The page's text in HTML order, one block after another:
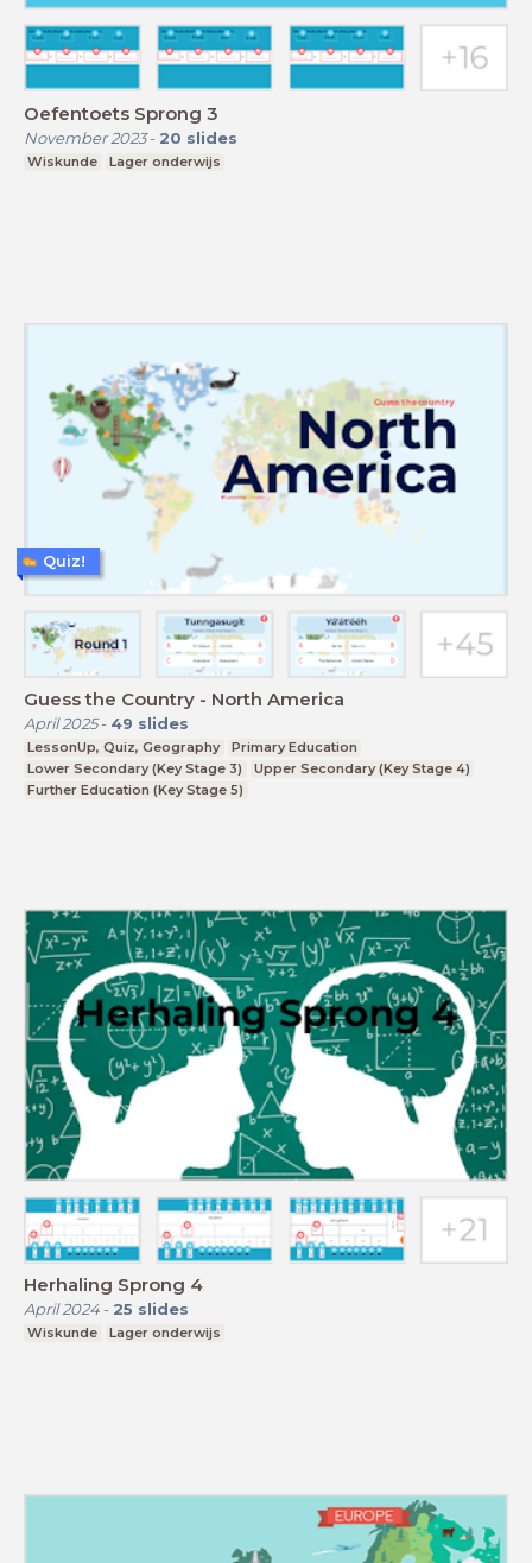
Oefentoets Sprong 3
November 2023- 20 slides
Wiskunde Lager onderwijs
Guess the Country - North America
April 2025- 49 slides
LessonUp, Quiz, Geography
Primary Education
Lower Secondary (Key Stage 3)
Upper Secondary (Key Stage 4)
Further Education (Key Stage 5)
Quiz!
Herhaling Sprong 4
April 2024- 25 slides
Wiskunde Lager onderwijs